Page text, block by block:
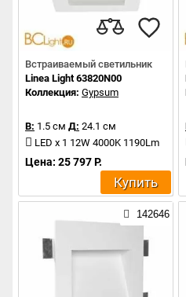
Встраиваемый светильник
Linea Light 63820N00
Коллекция: Gypsum
В: 1.5 см Д: 24.1 см
LED x 1 12W 4000K 1190Lm
Цена: 25 797 Р.
Купить
142646